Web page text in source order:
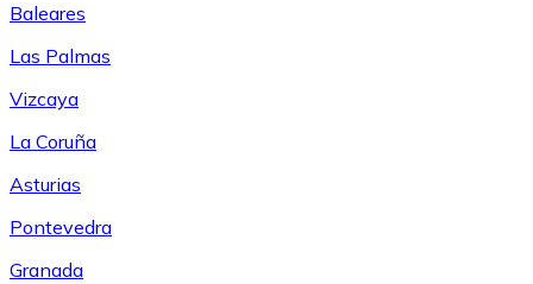
Baleares
Las Palmas
Vizcaya
La Coruña
Asturias
Pontevedra
Granada